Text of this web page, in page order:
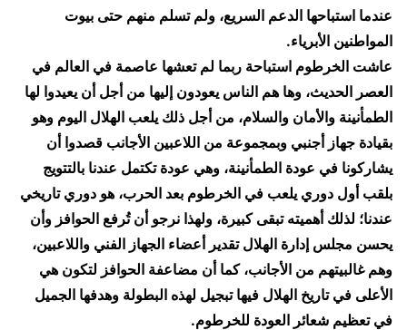
عندما استباحها الدعم السريع، ولم تسلم منهم حتى بيوت
المواطنين الأبرياء.
​عاشت الخرطوم استباحة ربما لم تعشها عاصمة في العالم في
العصر الحديث، وها هم الناس يعودون إليها من أجل أن يعيدوا لها
الطمأنينة والأمان والسلام، من أجل ذلك يلعب الهلال اليوم وهو
بقيادة جهاز أجنبي وبمجموعة من اللاعبين الأجانب قصدوا أن
يشاركونا في عودة الطمأنينة، وهي عودة تكتمل عندنا بالتتويج
بلقب أول دوري يلعب في الخرطوم بعد الحرب، هو دوري تاريخي
عندنا؛ لذلك أهميته تبقى كبيرة، ولهذا نرجو أن تُرفع الحوافز وأن
يحسن مجلس إدارة الهلال تقدير أعضاء الجهاز الفني واللاعبين،
وهم غالبيتهم من الأجانب، كما أن مضاعفة الحوافز لتكون هي
الأعلى في تاريخ الهلال فيها تبجيل لهذه البطولة وهدفها الجميل
في تعظيم شعائر العودة للخرطوم.